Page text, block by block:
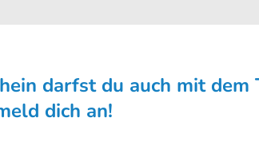
darfst du auch mit dem
dich an!